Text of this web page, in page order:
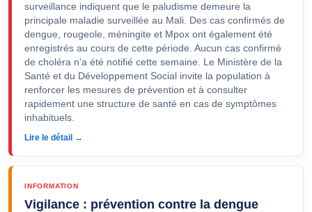
surveillance indiquent que le paludisme demeure la
principale maladie surveillée au Mali. Des cas confirmés de
dengue, rougeole, méningite et Mpox ont également été
enregistrés au cours de cette période. Aucun cas confirmé
de choléra n’a été notifié cette semaine. Le Ministère de la
Santé et du Développement Social invite la population à
renforcer les mesures de prévention et à consulter
rapidement une structure de santé en cas de symptômes
inhabituels.
Lire le détail →
INFORMATION
Vigilance : prévention contre la dengue